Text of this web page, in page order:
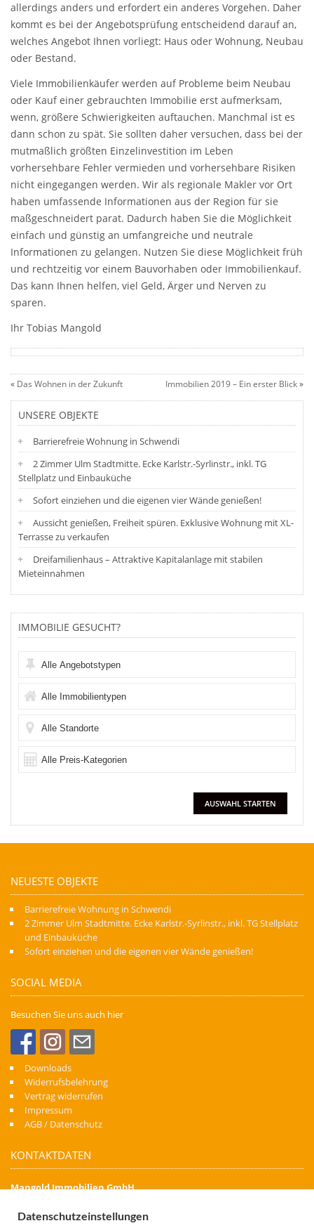
allerdings anders und erfordert ein anderes Vorgehen. Daher
kommt es bei der Angebotsprüfung entscheidend darauf an,
welches Angebot Ihnen vorliegt: Haus oder Wohnung, Neubau
oder Bestand.
Viele Immobilienkäufer werden auf Probleme beim Neubau
oder Kauf einer gebrauchten Immobilie erst aufmerksam,
wenn, größere Schwierigkeiten auftauchen. Manchmal ist es
dann schon zu spät. Sie sollten daher versuchen, dass bei der
mutmaßlich größten Einzelinvestition im Leben
vorhersehbare Fehler vermieden und vorhersehbare Risiken
nicht eingegangen werden. Wir als regionale Makler vor Ort
haben umfassende Informationen aus der Region für sie
maßgeschneidert parat. Dadurch haben Sie die Möglichkeit
einfach und günstig an umfangreiche und neutrale
Informationen zu gelangen. Nutzen Sie diese Möglichkeit früh
und rechtzeitig vor einem Bauvorhaben oder Immobilienkauf.
Das kann Ihnen helfen, viel Geld, Ärger und Nerven zu
sparen.
Ihr Tobias Mangold
« Das Wohnen in der Zukunft Immobilien 2019 – Ein erster Blick»
UNSERE OBJEKTE
Barrierefreie Wohnung in Schwendi
2 Zimmer Ulm Stadtmitte. Ecke Karlstr.-Syrlinstr., inkl. TG
Stellplatz und Einbauküche
Sofort einziehen und die eigenen vier Wände genießen!
Aussicht genießen, Freiheit spüren. Exklusive Wohnung mit XL-
Terrasse zu verkaufen
Dreifamilienhaus – Attraktive Kapitalanlage mit stabilen
Mieteinnahmen
IMMOBILIE GESUCHT?
NEUESTE OBJEKTE
Barrierefreie Wohnung in Schwendi
2 Zimmer Ulm Stadtmitte. Ecke Karlstr.-Syrlinstr., inkl. TG Stellplatz
und Einbauküche
Sofort einziehen und die eigenen vier Wände genießen!
SOCIAL MEDIA
Besuchen Sie uns auch hier
Downloads
Widerrufsbelehrung
Vertrag widerrufen
Impressum
AGB / Datenschutz
KONTAKTDATEN
Mangold Immobilien GmbH
Kapellenstraße 74
Datenschutzeinstellungen